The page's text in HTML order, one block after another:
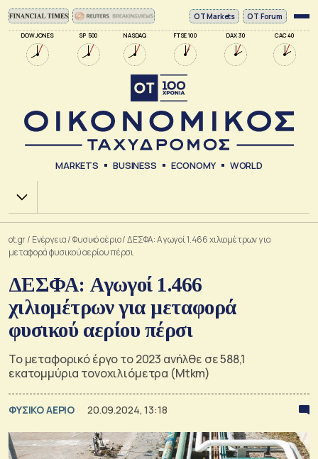
DOW JONES SP 500 NASDAQ FTSE 100 DAX 30 CAC 40
ΟΤ Markets OT Forum
MARKETS BUSINESS ECONOMY WORLD
Χ.Α.
ot.gr/ Ενέργεια/Φυσικό αέριο/ΔΕΣΦΑ: Αγωγοί 1.466 χιλιομέτρων για
μεταφορά φυσικού αερίου πέρσι
ΔΕΣΦΑ: Αγωγοί 1.466
χιλιομέτρων για μεταφορά
φυσικού αερίου πέρσι
Το μεταφορικό έργο το 2023 ανήλθε σε 588,1
εκατομμύρια τονοχιλιόμετρα (Mtkm)
ΦΥΣΙΚΟ ΑΕΡΙΟ 20.09.2024, 13:18